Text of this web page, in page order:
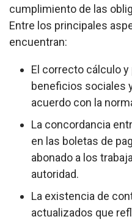
cumplimiento de las
Entre los principales
encuentran:
El correcto cálculo
beneficios sociales
acuerdo con la
La concordancia
en las boletas de
abonado a los
autoridad.
La existencia de
actualizados que